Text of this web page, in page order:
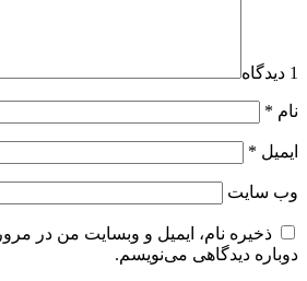
1 دیدگاه
نام *
ایمیل *
وب‌ سایت
ذخیره نام، ایمیل و وبسایت من در
دوباره دیدگاهی می‌نویسم.